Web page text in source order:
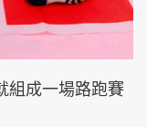
組成一場路跑賽